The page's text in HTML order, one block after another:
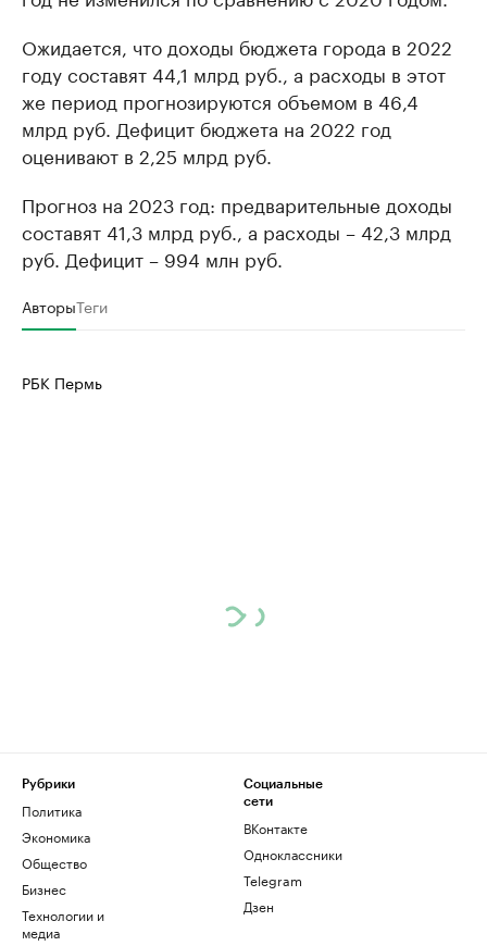
Ожидается, что доходы бюджета города в 2022
году составят 44,1 млрд руб., а расходы в этот
же период прогнозируются объемом в 46,4
млрд руб. Дефицит бюджета на 2022 год
оценивают в 2,25 млрд руб.
Прогноз на 2023 год: предварительные доходы
составят 41,3 млрд руб., а расходы – 42,3 млрд
руб. Дефицит – 994 млн руб.
АвторыТеги
РБК Пермь
Рубрики
Политика
Экономика
Общество
Бизнес
Технологии и
медиа
Социальные
сети
ВКонтакте
Одноклассники
Telegram
Дзен